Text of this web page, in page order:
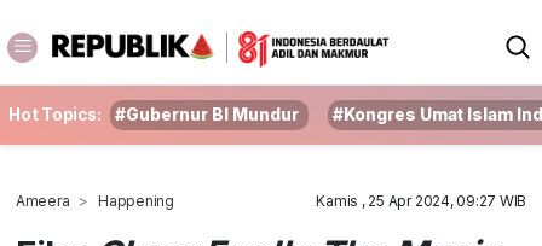
Hot Topics: #Gubernur BI Mundur #Kongres Umat Islam
Ameera Happening Kamis , 25 Apr 2024, 09:27 WIB